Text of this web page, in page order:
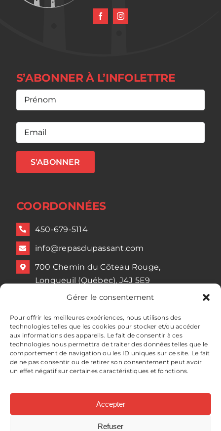
Gérer le consentement
Pour offrir les meilleures expériences, nous utilisons des
technologies telles que les cookies pour stocker et/ou accéder
aux informations des appareils. Le fait de consentir à ces
technologies nous permettra de traiter des données telles que le
comportement de navigation ou les ID uniques sur ce site. Le fait
de ne pas consentir ou de retirer son consentement peut avoir
un effet négatif sur certaines caractéristiques et fonctions.
Accepter
Refuser
S’ABONNER À L’INFOLETTRE
Nom
mail
S'ABONNER
COORDONNÉES
450-679-5114
info@repasdupassant.com
700 Chemin du Côteau Rouge,
Longueuil (Québec), J4J 5E9
Lundi 09:30 – 16:00
Mardi 09:30 – 16:00
Mercredi 09:30 – 16:00
Jeudi 09:30 – 16:00